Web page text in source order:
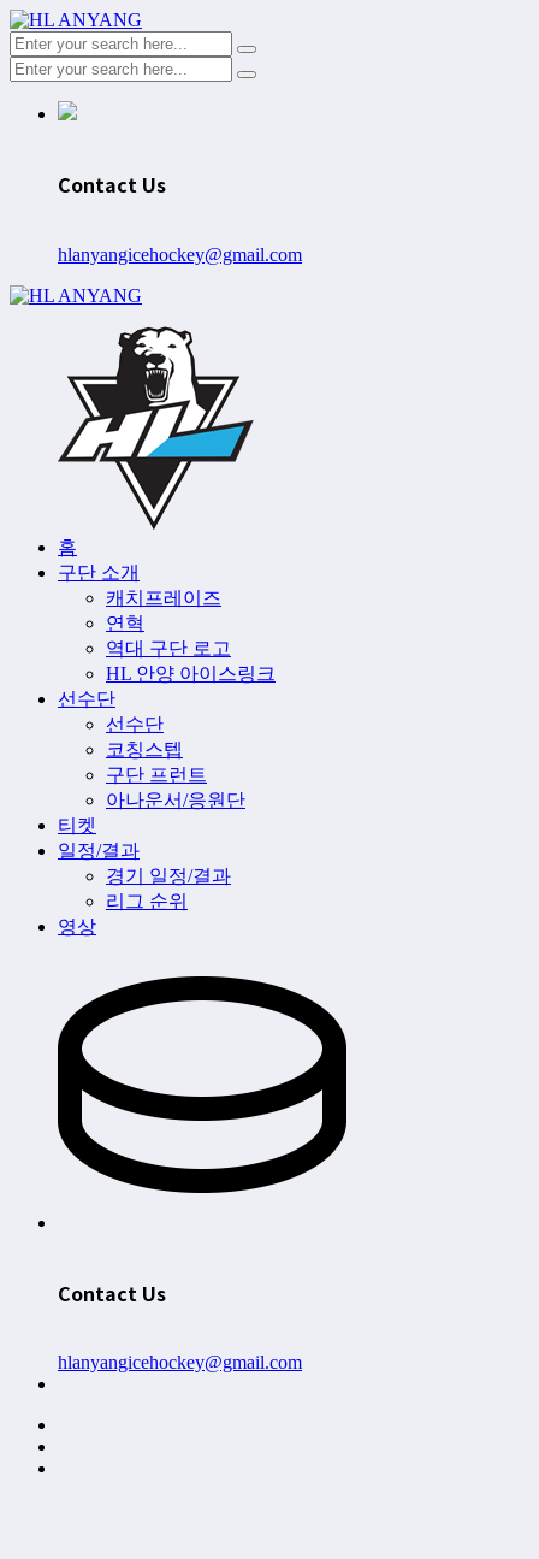
Contact Us
hlanyangicehockey@gmail.com
홈
구단 소개
캐치프레이즈
연혁
역대 구단 로고
HL 안양 아이스링크
선수단
선수단
코칭스텝
구단 프런트
아나운서/응원단
티켓
일정/결과
경기 일정/결과
리그 순위
영상
Contact Us
hlanyangicehockey@gmail.com